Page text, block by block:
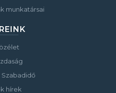
munkatársai
Szabadidő
hírek